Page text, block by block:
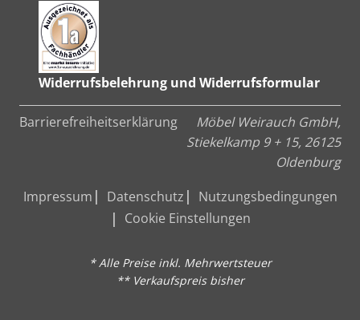
Widerrufsbelehrung und Widerrufsformular
Barrierefreiheitserklärung
Möbel Weirauch GmbH,
Stiekelkamp 9 + 15, 26125
Oldenburg
Impressum
Datenschutz
Nutzungsbedingungen
Cookie Einstellungen
* Alle Preise inkl. Mehrwertsteuer
** Verkaufspreis bisher